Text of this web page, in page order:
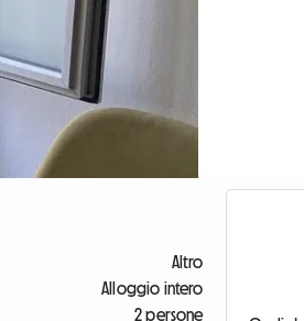
Altro
Alloggio intero
2 persone